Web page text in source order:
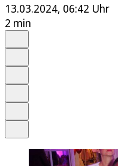
13.03.2024, 06:42 Uhr
2 min